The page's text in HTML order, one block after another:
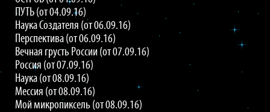
ПУТЬ (от 04.09.16)
Наука Создателя (от 06.09.16)
Перспектива (от 06.09.16)
Вечная грусть России (от 07.09.16)
Россия (от 07.09.16)
Наука (от 08.09.16)
Мессия (от 08.09.16)
Мой микропиксель (от 08.09.16)